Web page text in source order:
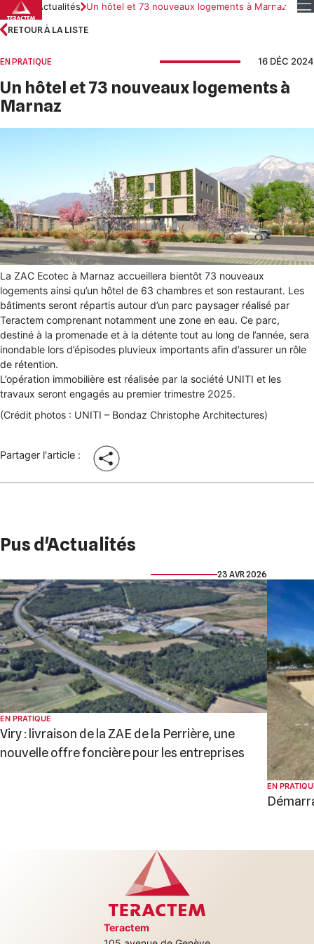
Skip
to
content
Accueil Actualités Un hôtel et 73 nouveaux logements à Marnaz
RETOUR À LA LISTE
EN PRATIQUE 16 DÉC 2024
Un hôtel et 73 nouveaux logements à
Marnaz
La ZAC Ecotec à Marnaz accueillera bientôt 73 nouveaux
logements ainsi qu’un hôtel de 63 chambres et son restaurant. Les
bâtiments seront répartis autour d’un parc paysager réalisé par
Teractem comprenant notamment une zone en eau. Ce parc,
destiné à la promenade et à la détente tout au long de l’année, sera
inondable lors d’épisodes pluvieux importants afin d’assurer un rôle
de rétention.
L’opération immobilière est réalisée par la société UNITI et les
travaux seront engagés au premier trimestre 2025.
(Crédit photos : UNITI – Bondaz Christophe Architectures)
Partager l'article :
Pus d'Actualités
23 AVR 2026
EN PRATIQUE
Viry : livraison de la ZAE de la Perrière, une
nouvelle offre foncière pour les entreprises
EN
Teractem